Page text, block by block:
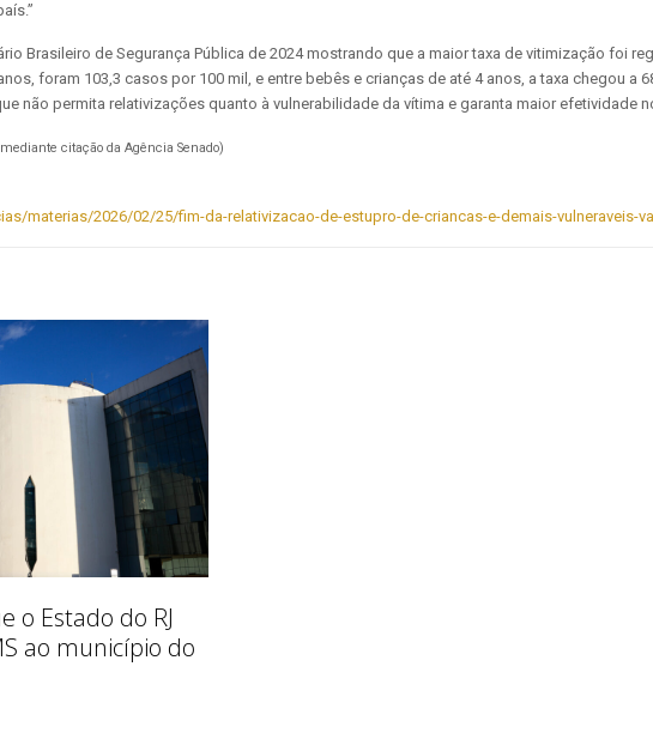
Brasileiro de Segurança Pública de 2024 mostrando que a maior taxa de vitimização foi
foram 103,3 casos por 100 mil, e entre bebês e crianças de até 4 anos, a taxa chegou a
não permita relativizações quanto à vulnerabilidade da vítima e garanta maior efetividade
citação da Agência Senado)
materias/2026/02/25/fim-da-relativizacao-de-estupro-de-criancas-e-demais-vulneraveis-
o Estado do RJ
ao município do